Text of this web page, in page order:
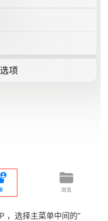
，选择主菜单中间的”